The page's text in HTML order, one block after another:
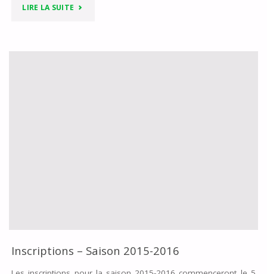
LIRE LA SUITE "INSCRIPTIONS
Inscriptions – Saison 2015-2016